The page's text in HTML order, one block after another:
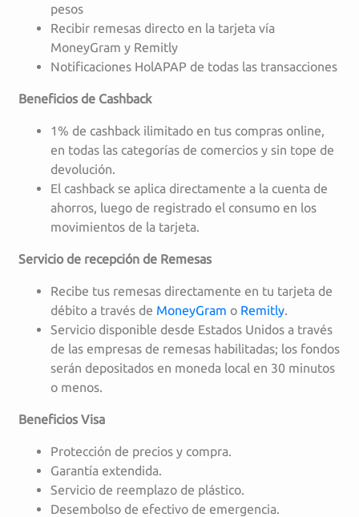
pesos
Recibir remesas directo en la tarjeta vía
MoneyGram y Remitly
Notificaciones HolAPAP de todas las transacciones
Beneficios de Cashback
1% de cashback ilimitado en tus compras online,
en todas las categorías de comercios y sin tope de
devolución.
El cashback se aplica directamente a la cuenta de
ahorros, luego de registrado el consumo en los
movimientos de la tarjeta.
Servicio de recepción de Remesas
Recibe tus remesas directamente en tu tarjeta de
débito a través de MoneyGram o Remitly
Servicio disponible desde Estados Unidos a través
de las empresas de remesas habilitadas; los fondos
serán depositados en moneda local en 30 minutos
o menos.
Beneficios Visa
Protección de precios y compra.
Garantía extendida.
Servicio de reemplazo de plástico.
Desembolso de efectivo de emergencia.